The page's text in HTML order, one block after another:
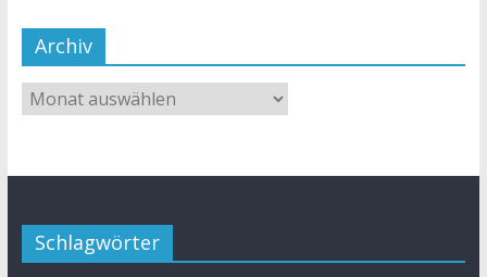
Archiv
Schlagwörter